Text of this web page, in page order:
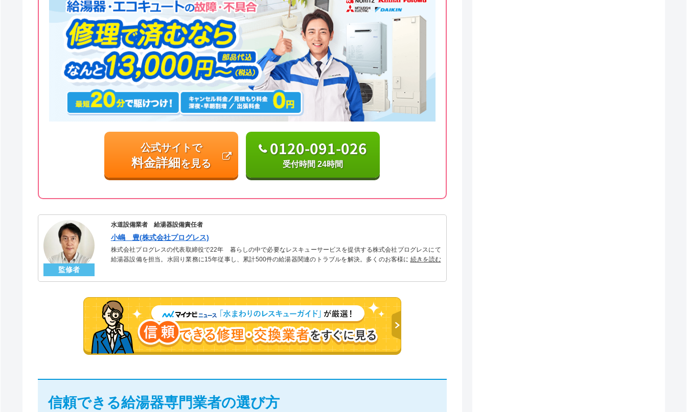
公式サイトで
料金詳細を見る
0120-091-026
受付時間 24時間
監修者
水道設備業者 給湯器設備責任者
小嶋 豊(株式会社プログレス)
株式会社プログレスの代表取締役で22年 暮らしの中で必要なレスキューサービスを提供する株式会社プログレスにて
給湯器設備を担当。水回り業務に15年従事し、累計500件の給湯器関連のトラブルを解決。多くのお客様に信頼される
続きを読む
信頼できる給湯器専門業者の選び方